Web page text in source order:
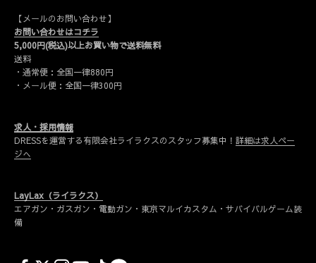
【メールのお問い合わせ】
お問い合わせはコチラ
5,000円(税込)以上お買い物で送料無料
送料
・通常便：全国一律880円
・メール便：全国一律300円
求人・採用情報
DRESSを運営する有限会社ライラクスのスタッフ募集中！ 詳細は求人ペー
ジへ
LayLax（ライラクス）
エアガン・ガスガン・電動ガン・東京マルイカスタム・サバイバルゲーム装
備